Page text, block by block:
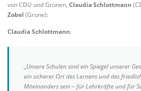
von CDU und Grünen, Claudia Schlottmann
Zobel (Grüne):
Claudia Schlottmann:
„Unsere Schulen sind ein Spiegel unserer
ein sicherer Ort des Lernens und des
Miteinanders sein – für Lehrkräfte und für